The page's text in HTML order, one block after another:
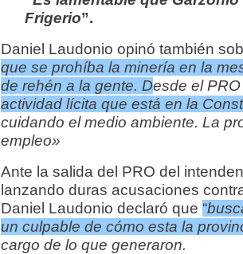
Frigerio”.
Daniel Laudonio opinó también
que se prohíba la minería en la
de rehén a la gente. Desde el
actividad lícita que está en la
cuidando el medio ambiente. La
empleo»
Ante la salida del PRO del
lanzando duras acusaciones
Daniel Laudonio declaró que “
un culpable de cómo esta la
cargo de lo que generaron.